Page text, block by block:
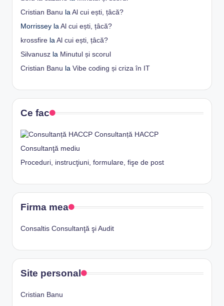
Cristian Banu la Al cui ești, țâcă?
Morrissey la Al cui ești, țâcă?
krossfire la Al cui ești, țâcă?
Silvanusz la Minutul și scorul
Cristian Banu la Vibe coding și criza în IT
Ce fac
Consultanță HACCP
Consultanţă mediu
Proceduri, instrucţiuni, formulare, fişe de post
Firma mea
Consaltis Consultanţă şi Audit
Site personal
Cristian Banu